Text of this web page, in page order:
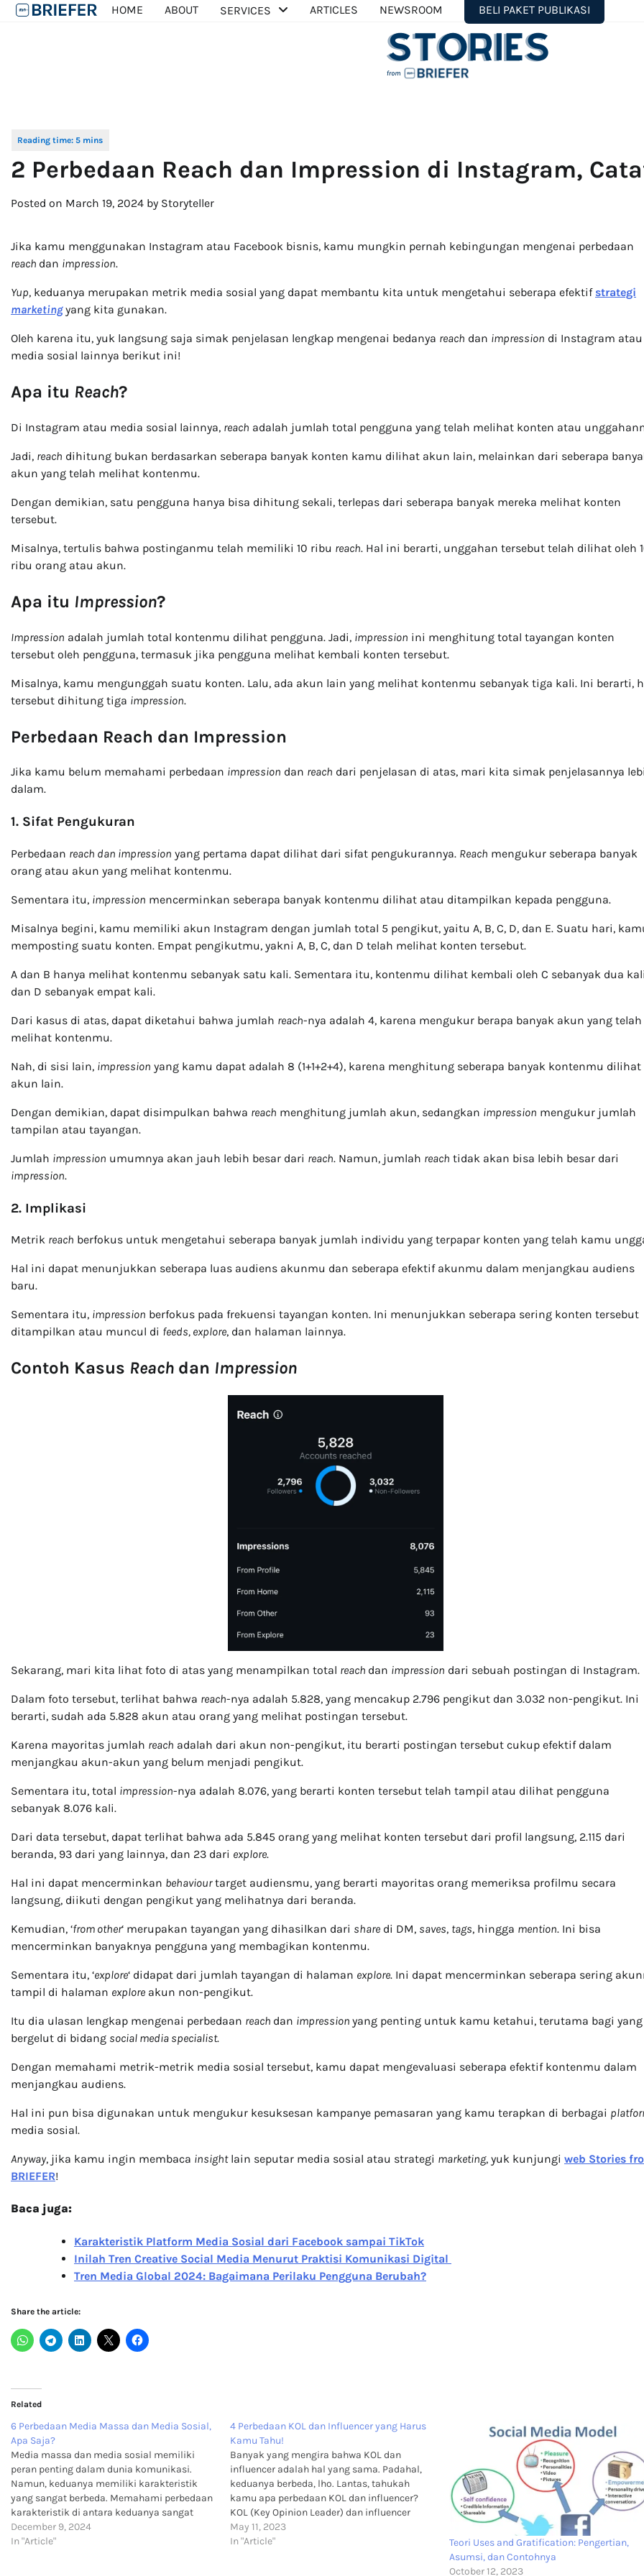
Skip
HOME ABOUT SERVICES ARTICLES NEWSROOM BELI PAKET PUBLIKASI
2 Perbedaan Reach dan Impression di Instagram,
Posted on March 19, 2024 by Storyteller
Jika kamu menggunakan Instagram atau Facebook bisnis, kamu mungkin pernah kebingungan mengenai perbedaan
reach dan impression.
Yup, keduanya merupakan metrik media sosial yang dapat membantu kita untuk mengetahui seberapa efektif strategi
marketingyang kita gunakan.
Oleh karena itu, yuk langsung saja simak penjelasan lengkap mengenai bedanya reach dan impression di Instagram atau
media sosial lainnya berikut ini!
Apa itu Reach?
Di Instagram atau media sosial lainnya, reach adalah jumlah total pengguna yang telah melihat konten atau
Jadi, reach dihitung bukan berdasarkan seberapa banyak konten kamu dilihat akun lain, melainkan dari seberapa
akun yang telah melihat kontenmu.
Dengan demikian, satu pengguna hanya bisa dihitung sekali, terlepas dari seberapa banyak mereka melihat konten
tersebut.
Misalnya, tertulis bahwa postinganmu telah memiliki 10 ribu reach. Hal ini berarti, unggahan tersebut telah dilihat oleh
ribu orang atau akun.
Apa itu Impression?
Impression adalah jumlah total kontenmu dilihat pengguna. Jadi, impression ini menghitung total tayangan konten
tersebut oleh pengguna, termasuk jika pengguna melihat kembali konten tersebut.
Misalnya, kamu mengunggah suatu konten. Lalu, ada akun lain yang melihat kontenmu sebanyak tiga kali. Ini berarti,
tersebut dihitung tiga impression.
Perbedaan Reach dan Impression
Jika kamu belum memahami perbedaan impression dan reach dari penjelasan di atas, mari kita simak penjelasannya
dalam.
1. Sifat Pengukuran
Perbedaan reach dan impression yang pertama dapat dilihat dari sifat pengukurannya. Reach mengukur seberapa banyak
orang atau akun yang melihat kontenmu.
Sementara itu, impression mencerminkan seberapa banyak kontenmu dilihat atau ditampilkan kepada pengguna.
Misalnya begini, kamu memiliki akun Instagram dengan jumlah total 5 pengikut, yaitu A, B, C, D, dan E. Suatu hari,
memposting suatu konten. Empat pengikutmu, yakni A, B, C, dan D telah melihat konten tersebut.
A dan B hanya melihat kontenmu sebanyak satu kali. Sementara itu, kontenmu dilihat kembali oleh C sebanyak dua kali
dan D sebanyak empat kali.
Dari kasus di atas, dapat diketahui bahwa jumlah reach-nya adalah 4, karena mengukur berapa banyak akun yang telah
melihat kontenmu.
Nah, di sisi lain, impression yang kamu dapat adalah 8 (1+1+2+4), karena menghitung seberapa banyak kontenmu dilihat
akun lain.
Dengan demikian, dapat disimpulkan bahwa reach menghitung jumlah akun, sedangkan impression mengukur jumlah
tampilan atau tayangan.
Jumlah impression umumnya akan jauh lebih besar dari reach. Namun, jumlah reach tidak akan bisa lebih besar dari
impression.
2. Implikasi
Metrik reach berfokus untuk mengetahui seberapa banyak jumlah individu yang terpapar konten yang telah kamu
Hal ini dapat menunjukkan seberapa luas audiens akunmu dan seberapa efektif akunmu dalam menjangkau audiens
baru.
Sementara itu, impression berfokus pada frekuensi tayangan konten. Ini menunjukkan seberapa sering konten tersebut
ditampilkan atau muncul di feeds, explore, dan halaman lainnya.
Contoh Kasus Reach dan Impression
Sekarang, mari kita lihat foto di atas yang menampilkan total reach dan impression dari sebuah postingan di Instagram.
Dalam foto tersebut, terlihat bahwa reach-nya adalah 5.828, yang mencakup 2.796 pengikut dan 3.032 non-pengikut. Ini
berarti, sudah ada 5.828 akun atau orang yang melihat postingan tersebut.
Karena mayoritas jumlah reach adalah dari akun non-pengikut, itu berarti postingan tersebut cukup efektif dalam
menjangkau akun-akun yang belum menjadi pengikut.
Sementara itu, total impression-nya adalah 8.076, yang berarti konten tersebut telah tampil atau dilihat pengguna
sebanyak 8.076 kali.
Dari data tersebut, dapat terlihat bahwa ada 5.845 orang yang melihat konten tersebut dari profil langsung, 2.115 dari
beranda, 93 dari yang lainnya, dan 23 dari explore.
Hal ini dapat mencerminkan behaviourtarget audiensmu, yang berarti mayoritas orang memeriksa profilmu secara
langsung, diikuti dengan pengikut yang melihatnya dari beranda.
Kemudian, ‘from other‘ merupakan tayangan yang dihasilkan dari share di DM, saves, tags, hingga mention. Ini bisa
mencerminkan banyaknya pengguna yang membagikan kontenmu.
Sementara itu, ‘explore‘ didapat dari jumlah tayangan di halaman explore. Ini dapat mencerminkan seberapa sering
tampil di halaman explore akun non-pengikut.
Itu dia ulasan lengkap mengenai perbedaan reach dan impression yang penting untuk kamu ketahui, terutama bagi yang
bergelut di bidang social media specialist.
Dengan memahami metrik-metrik media sosial tersebut, kamu dapat mengevaluasi seberapa efektif kontenmu dalam
menjangkau audiens.
Hal ini pun bisa digunakan untuk mengukur kesuksesan kampanye pemasaran yang kamu terapkan di berbagai
media sosial.
Anyway, jika kamu ingin membaca insightlain seputar media sosial atau strategi marketing, yuk kunjungi web Stories
BRIEFER!
Baca juga:
Karakteristik Platform Media Sosial dari Facebook sampai TikTok
Inilah Tren Creative Social Media Menurut Praktisi Komunikasi Digital
Tren Media Global 2024: Bagaimana Perilaku Pengguna Berubah?
Share the article:
Related
6 Perbedaan Media Massa dan Media Sosial,
Apa Saja?
Media massa dan media sosial memiliki
peran penting dalam dunia komunikasi.
Namun, keduanya memiliki karakteristik
yang sangat berbeda. Memahami perbedaan
karakteristik di antara keduanya sangat
penting untuk menyusun strategi
komunikasi yang tepat untuk bisnismu.
December 9, 2024
In "Article"
4 Perbedaan KOL dan Influencer yang Harus
Kamu Tahu!
Banyak yang mengira bahwa KOL dan
influencer adalah hal yang sama. Padahal,
keduanya berbeda, lho. Lantas, tahukah
kamu apa perbedaan KOL dan influencer?
KOL (Key Opinion Leader) dan influencer
adalah dua hal yang berperan cukup penting
dalam perkembangan bisnis. Keduanya
May 11, 2023
In "Article"
Teori Uses and Gratification: Pengertian,
Asumsi, dan Contohnya
October 12, 2023